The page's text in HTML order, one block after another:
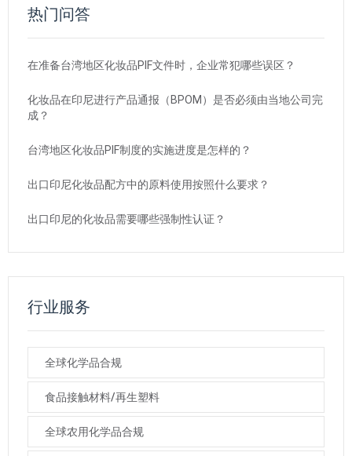
热门问答
在准备台湾地区化妆品PIF文件时，企业常犯哪些误区？
化妆品在印尼进行产品通报（BPOM）是否必须由当地公司完
成？
台湾地区化妆品PIF制度的实施进度是怎样的？
出口印尼化妆品配方中的原料使用按照什么要求？
出口印尼的化妆品需要哪些强制性认证？
行业服务
全球化学品合规
食品接触材料/再生塑料
全球农用化学品合规